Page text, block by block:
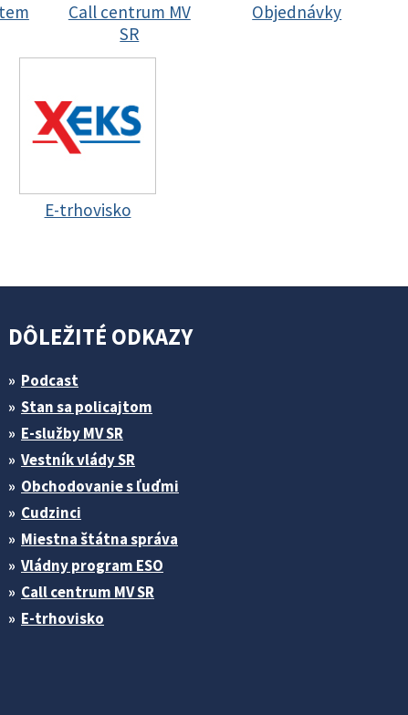
Call centrum MV
SR
Objednávky
E-trhovisko
DÔLEŽITÉ ODKAZY
Podcast
Stan sa policajtom
E-služby MV SR
Vestník vlády SR
Obchodovanie s ľuďmi
Cudzinci
Miestna štátna správa
Vládny program ESO
Call centrum MV SR
E-trhovisko